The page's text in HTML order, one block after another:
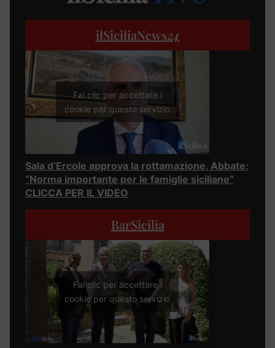
ilSiciliaNews24
Fai clic per accettare i
cookie per questo servizio
Sala d’Ercole approva la rottamazione, Abbate:
“Norma importante per le famiglie siciliane”
CLICCA PER IL VIDEO
BarSicilia
Fai clic per accettare i
cookie per questo servizio